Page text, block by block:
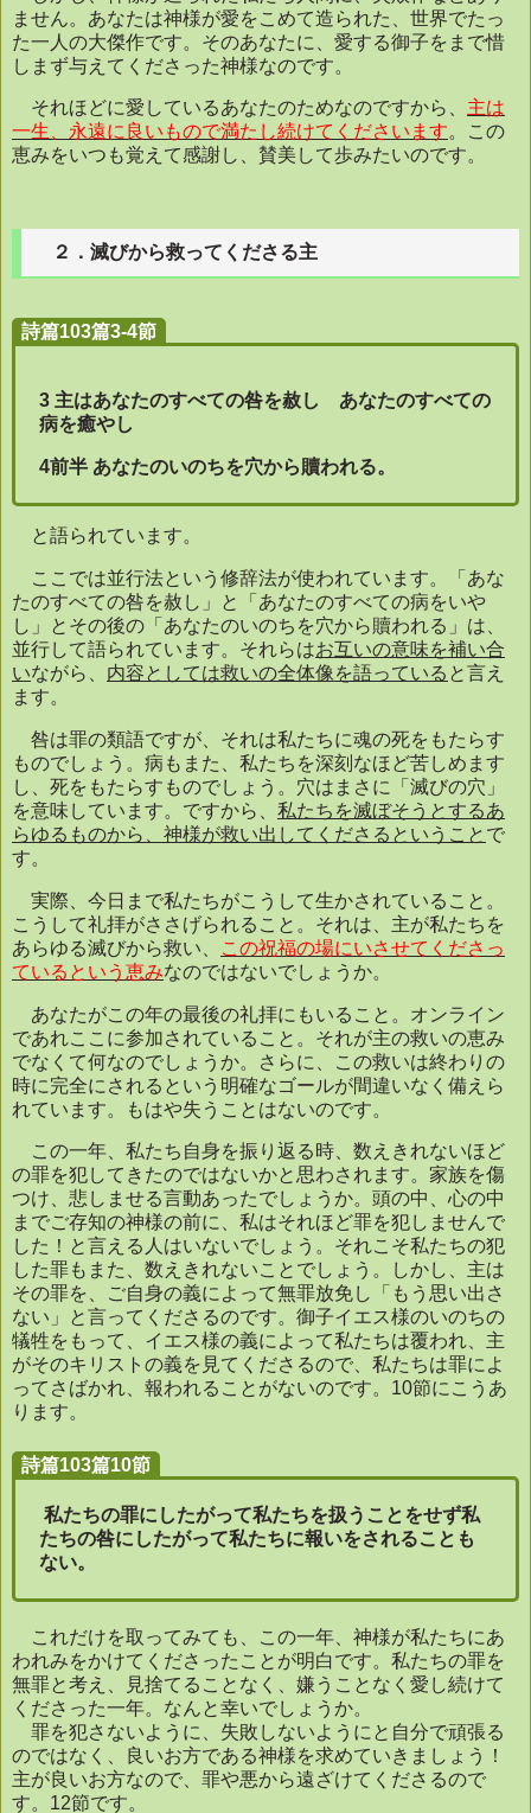
ません。あなたは神様が愛をこめて造られた、世界でたっ
た一人の大傑作です。そのあなたに、愛する御子をまで惜
しまず与えてくださった神様なのです。
それほどに愛しているあなたのためなのですから、 主は
一生、永遠に良いもので満たし続けてくださいます。この
恵みをいつも覚えて感謝し、賛美して歩みたいのです。
２．滅びから救ってくださる主
詩篇103篇3-4節
3 主はあなたのすべての咎を赦し
あなたのすべての
病を癒やし
4前半 あなたのいのちを穴から贖われる。
と語られています。
ここでは並行法という修辞法が使われています。「あな
たのすべての咎を赦し」と「あなたのすべての病をいや
し」とその後の「あなたのいのちを穴から贖われる」は、
並行して語られています。それらはお互いの意味を補い合
いながら、 内容としては救いの全体像を語っている と言え
ます。
咎は罪の類語ですが、それは私たちに魂の死をもたらす
ものでしょう。病もまた、私たちを深刻なほど苦しめます
し、死をもたらすものでしょう。穴はまさに「滅びの穴」
を意味しています。ですから、 私たちを滅ぼそうとするあ
らゆるものから、神様が救い出してくださるということ で
す。
実際、今日まで私たちがこうして生かされていること。
こうして礼拝がささげられること。それは、主が私たちを
あらゆる滅びから救い、
この祝福の場にいさせてくださっ
ているという恵みなのではないでしょうか。
あなたがこの年の最後の礼拝にもいること。オンライン
であれここに参加されていること。それが主の救いの恵み
でなくて何なのでしょうか。さらに、この救いは終わりの
時に完全にされるという明確なゴールが間違いなく備えら
れています。もはや失うことはないのです。
この一年、私たち自身を振り返る時、数えきれないほど
の罪を犯してきたのではないかと思わされます。家族を傷
つけ、悲しませる言動あったでしょうか。頭の中、心の中
までご存知の神様の前に、私はそれほど罪を犯しませんで
した！と言える人はいないでしょう。それこそ私たちの犯
した罪もまた、数えきれないことでしょう。しかし、主は
その罪を、ご自身の義によって無罪放免し「もう思い出さ
ない」と言ってくださるのです。御子イエス様のいのちの
犠牲をもって、イエス様の義によって私たちは覆われ、主
がそのキリストの義を見てくださるので、私たちは罪によ
ってさばかれ、報われることがないのです。 10節にこうあ
ります。
詩篇103篇10節
私たちの罪にしたがって私たちを扱うことをせず私
たちの咎にしたがって私たちに報いをされることも
ない。
これだけを取ってみても、この一年、神様が私たちにあ
われみをかけてくださったことが明白です。私たちの罪を
無罪と考え、見捨てることなく、嫌うことなく愛し続けて
くださった一年。なんと幸いでしょうか。
罪を犯さないように、失敗しないようにと自分で頑張る
のではなく、良いお方である神様を求めていきましょう！
主が良いお方なので、罪や悪から遠ざけてくださるので
す。 12節です。